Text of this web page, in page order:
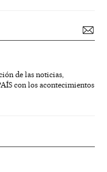
de las noticias,
con los acontecimientos